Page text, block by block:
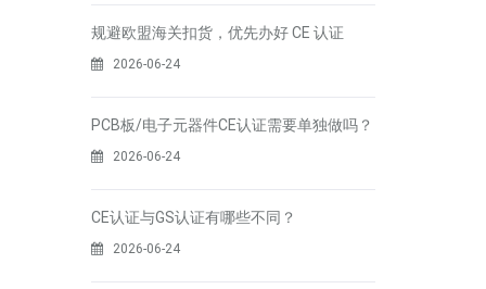
规避欧盟海关扣货，优先办好 CE 认证
2026-06-24
PCB板/电子元器件CE认证需要单独做吗？
2026-06-24
CE认证与GS认证有哪些不同？
2026-06-24